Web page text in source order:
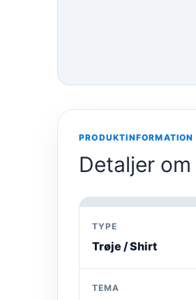
PRODUKTINFORMATION
Detaljer
TYPE
Trøje / Shirt
TEMA